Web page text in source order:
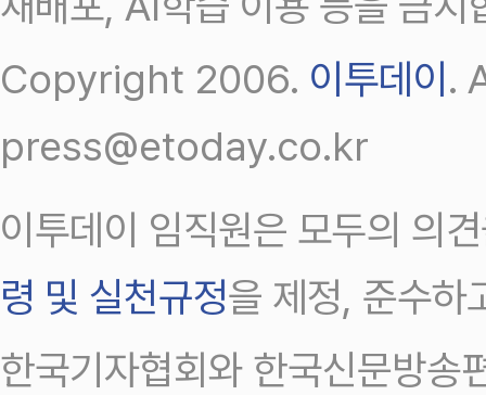
Copyright 2006. 이투데이.
press@etoday.co.kr
이투데이 임직원은 모두의 의
령 및 실천규정을 제정, 준수하
한국기자협회와 한국신문방송